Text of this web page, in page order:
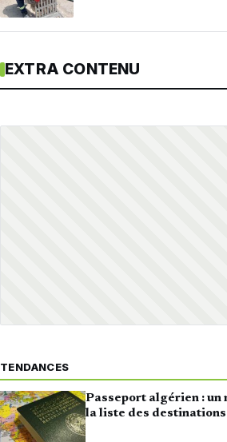
EXTRA CONTENU
TENDANCES
Passeport algérien : un
la liste des destinations